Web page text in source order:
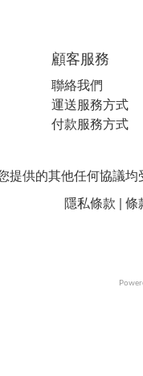
顧客服務
聯絡我們
運送服務方式
付款服務方式
協議均受中國香
隱私條款 |